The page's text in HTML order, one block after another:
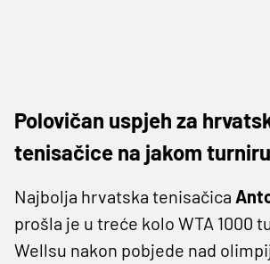
Polovičan uspjeh za
tenisačice na jakom
Najbolja hrvatska tenisačica
prošla je u treće kolo WTA 1000
Wellsu nakon pobjede nad